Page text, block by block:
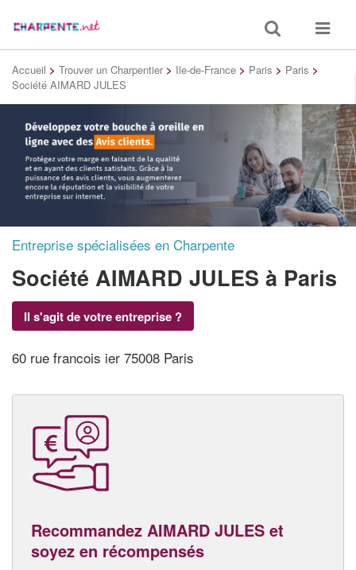
Toggle
search
Toggle
Accueil > Trouver un Charpentier > Ile-de-France > Paris > Paris >
Société AIMARD JULES
Entreprise spécialisées en Charpente
Société AIMARD JULES à Paris
Il s'agit de votre entreprise ?
60 rue francois ier 75008 Paris
Recommandez AIMARD JULES et
soyez en récompensés